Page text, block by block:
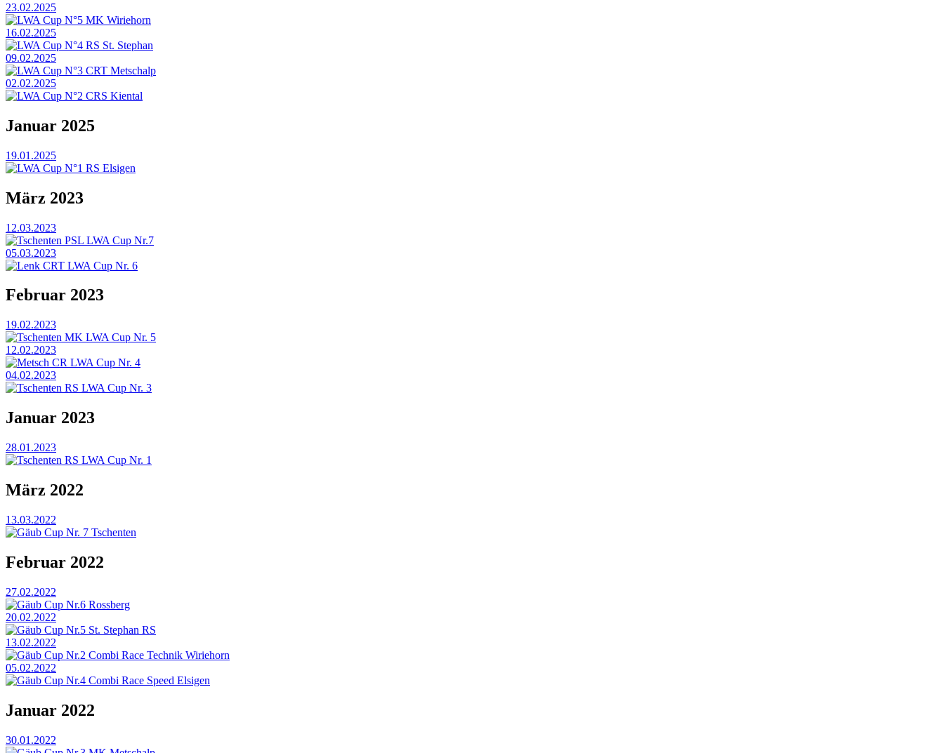
23.02.2025
LWA Cup N°5 MK Wiriehorn
16.02.2025
LWA Cup N°4 RS St. Stephan
09.02.2025
LWA Cup N°3 CRT Metschalp
02.02.2025
LWA Cup N°2 CRS Kiental
Januar 2025
19.01.2025
LWA Cup N°1 RS Elsigen
März 2023
12.03.2023
Tschenten PSL LWA Cup Nr.7
05.03.2023
Lenk CRT LWA Cup Nr. 6
Februar 2023
19.02.2023
Tschenten MK LWA Cup Nr. 5
12.02.2023
Metsch CR LWA Cup Nr. 4
04.02.2023
Tschenten RS LWA Cup Nr. 3
Januar 2023
28.01.2023
Tschenten RS LWA Cup Nr. 1
März 2022
13.03.2022
Gäub Cup Nr. 7 Tschenten
Februar 2022
27.02.2022
Gäub Cup Nr.6 Rossberg
20.02.2022
Gäub Cup Nr.5 St. Stephan RS
13.02.2022
Gäub Cup Nr.2 Combi Race Technik Wiriehorn
05.02.2022
Gäub Cup Nr.4 Combi Race Speed Elsigen
Januar 2022
30.01.2022